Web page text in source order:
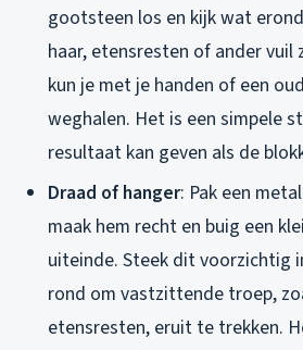
gootsteen los en kijk wat
haar, etensresten of ander vuil
kun je met je handen of een
weghalen. Het is een simpele
resultaat kan geven als de
Draad of hanger: Pak een
maak hem recht en buig een
uiteinde. Steek dit voorzichtig
rond om vastzittende troep,
etensresten, eruit te trekken.